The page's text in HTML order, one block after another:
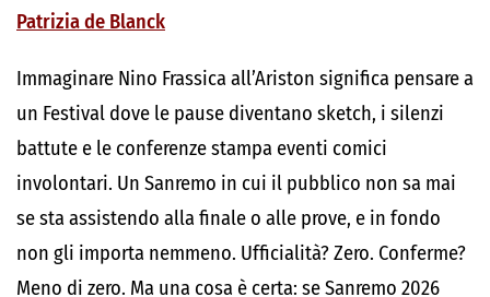
Patrizia de Blanck
Immaginare Nino Frassica all’Ariston significa pensare a
un Festival dove le pause diventano sketch, i silenzi
battute e le conferenze stampa eventi comici
involontari. Un Sanremo in cui il pubblico non sa mai
se sta assistendo alla finale o alle prove, e in fondo
non gli importa nemmeno. Ufficialità? Zero. Conferme?
Meno di zero. Ma una cosa è certa: se Sanremo 2026